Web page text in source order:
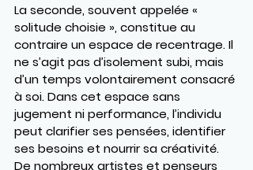
La seconde, souvent appelée «
solitude choisie », constitue au
contraire un espace de recentrage. Il
ne s’agit pas d’isolement subi, mais
d’un temps volontairement consacré
à soi. Dans cet espace sans
jugement ni performance, l’individu
peut clarifier ses pensées, identifier
ses besoins et nourrir sa créativité.
De nombreux artistes et penseurs